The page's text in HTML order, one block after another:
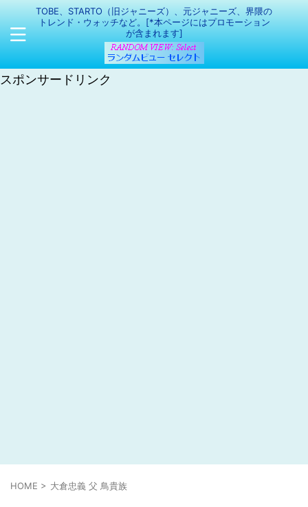
TOBE、STARTO（旧ジャニーズ）、元ジャニーズ、界隈の
トレンド・ウォッチなど。[*本ページにはプロモーション
が含まれます]
スポンサードリンク
HOME > 大倉忠義 父 鳥貴族